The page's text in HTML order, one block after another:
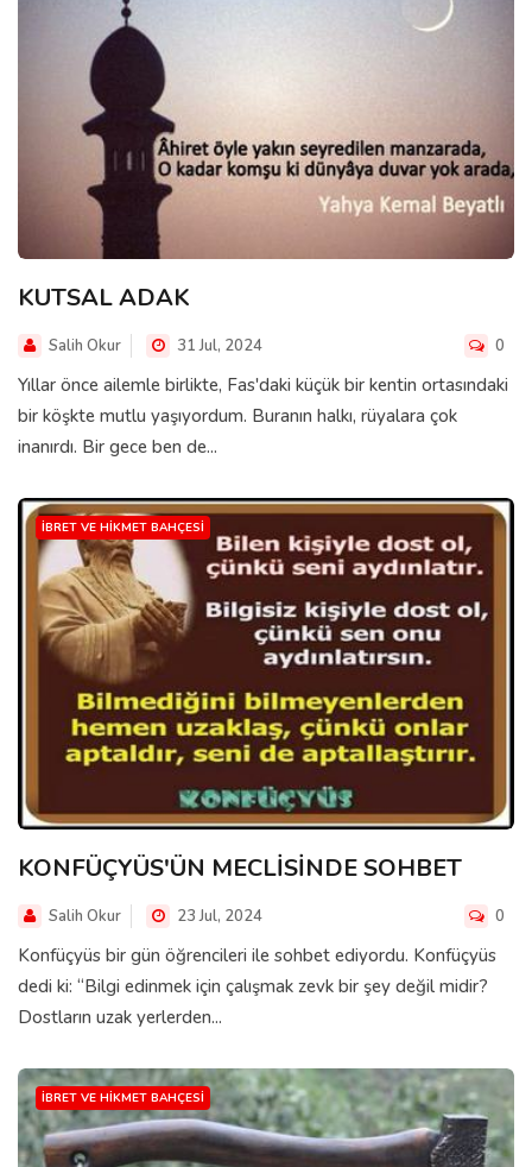
KUTSAL ADAK
Salih Okur 31 Jul, 2024 0
Yıllar önce ailemle birlikte, Fas'daki küçük bir kentin ortasındaki
bir köşkte mutlu yaşıyordum. Buranın halkı, rüyalara çok
inanırdı. Bir gece ben de...
İBRET VE HIKMET BAHÇESI
KONFÜÇYÜS'ÜN MECLİSİNDE SOHBET
Salih Okur 23 Jul, 2024 0
Konfüçyüs bir gün öğrencileri ile sohbet ediyordu. Konfüçyüs
dedi ki: “Bilgi edinmek için çalışmak zevk bir şey değil midir?
Dostların uzak yerlerden...
İBRET VE HIKMET BAHÇESI